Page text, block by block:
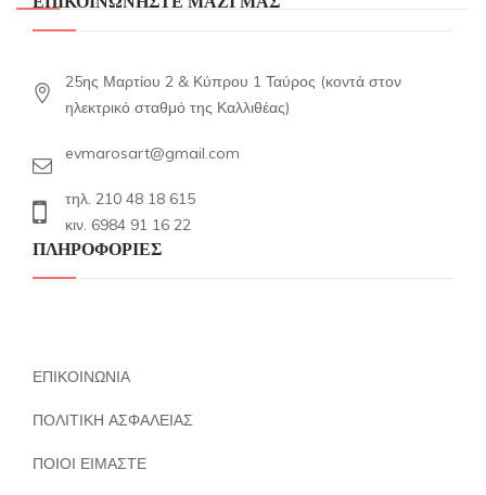
25ης Μαρτίου 2 & Κύπρου 1 Ταύρος (κοντά στον
ηλεκτρικό σταθμό της Καλλιθέας)
evmarosart@gmail.com
τηλ. 210 48 18 615
κιν. 6984 91 16 22
ΠΛΗΡΟΦΟΡΙΕΣ
ΕΠΙΚΟΙΝΩΝΙΑ
ΠΟΛΙΤΙΚΗ ΑΣΦΑΛΕΙΑΣ
ΠΟΙΟΙ ΕΙΜΑΣΤΕ